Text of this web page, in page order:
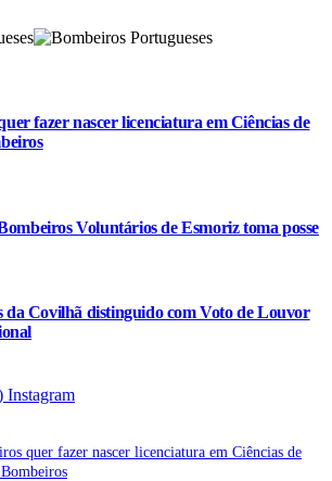
fazer nascer licenciatura em Ciências de
Voluntários de Esmoriz toma posse
da Covilhã distinguido com Voto de Louvor
Instagram
quer fazer nascer licenciatura em Ciências de